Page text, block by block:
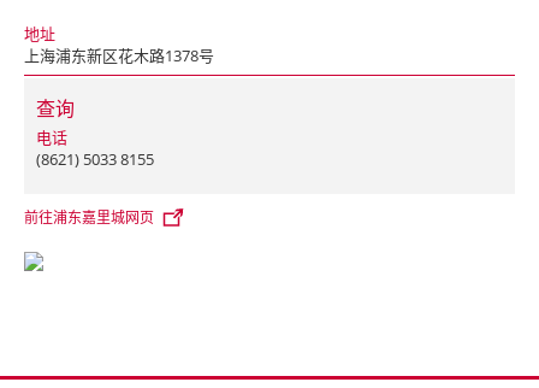
地址
上海浦东新区花木路1378号
查询
电话
(8621) 5033 8155
前往浦东嘉里城网页